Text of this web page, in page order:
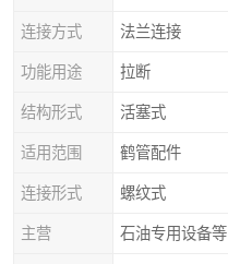
连接方式 法兰连接
功能用途 拉断
结构形式 活塞式
适用范围 鹤管配件
连接形式 螺纹式
主营 石油专用设备等